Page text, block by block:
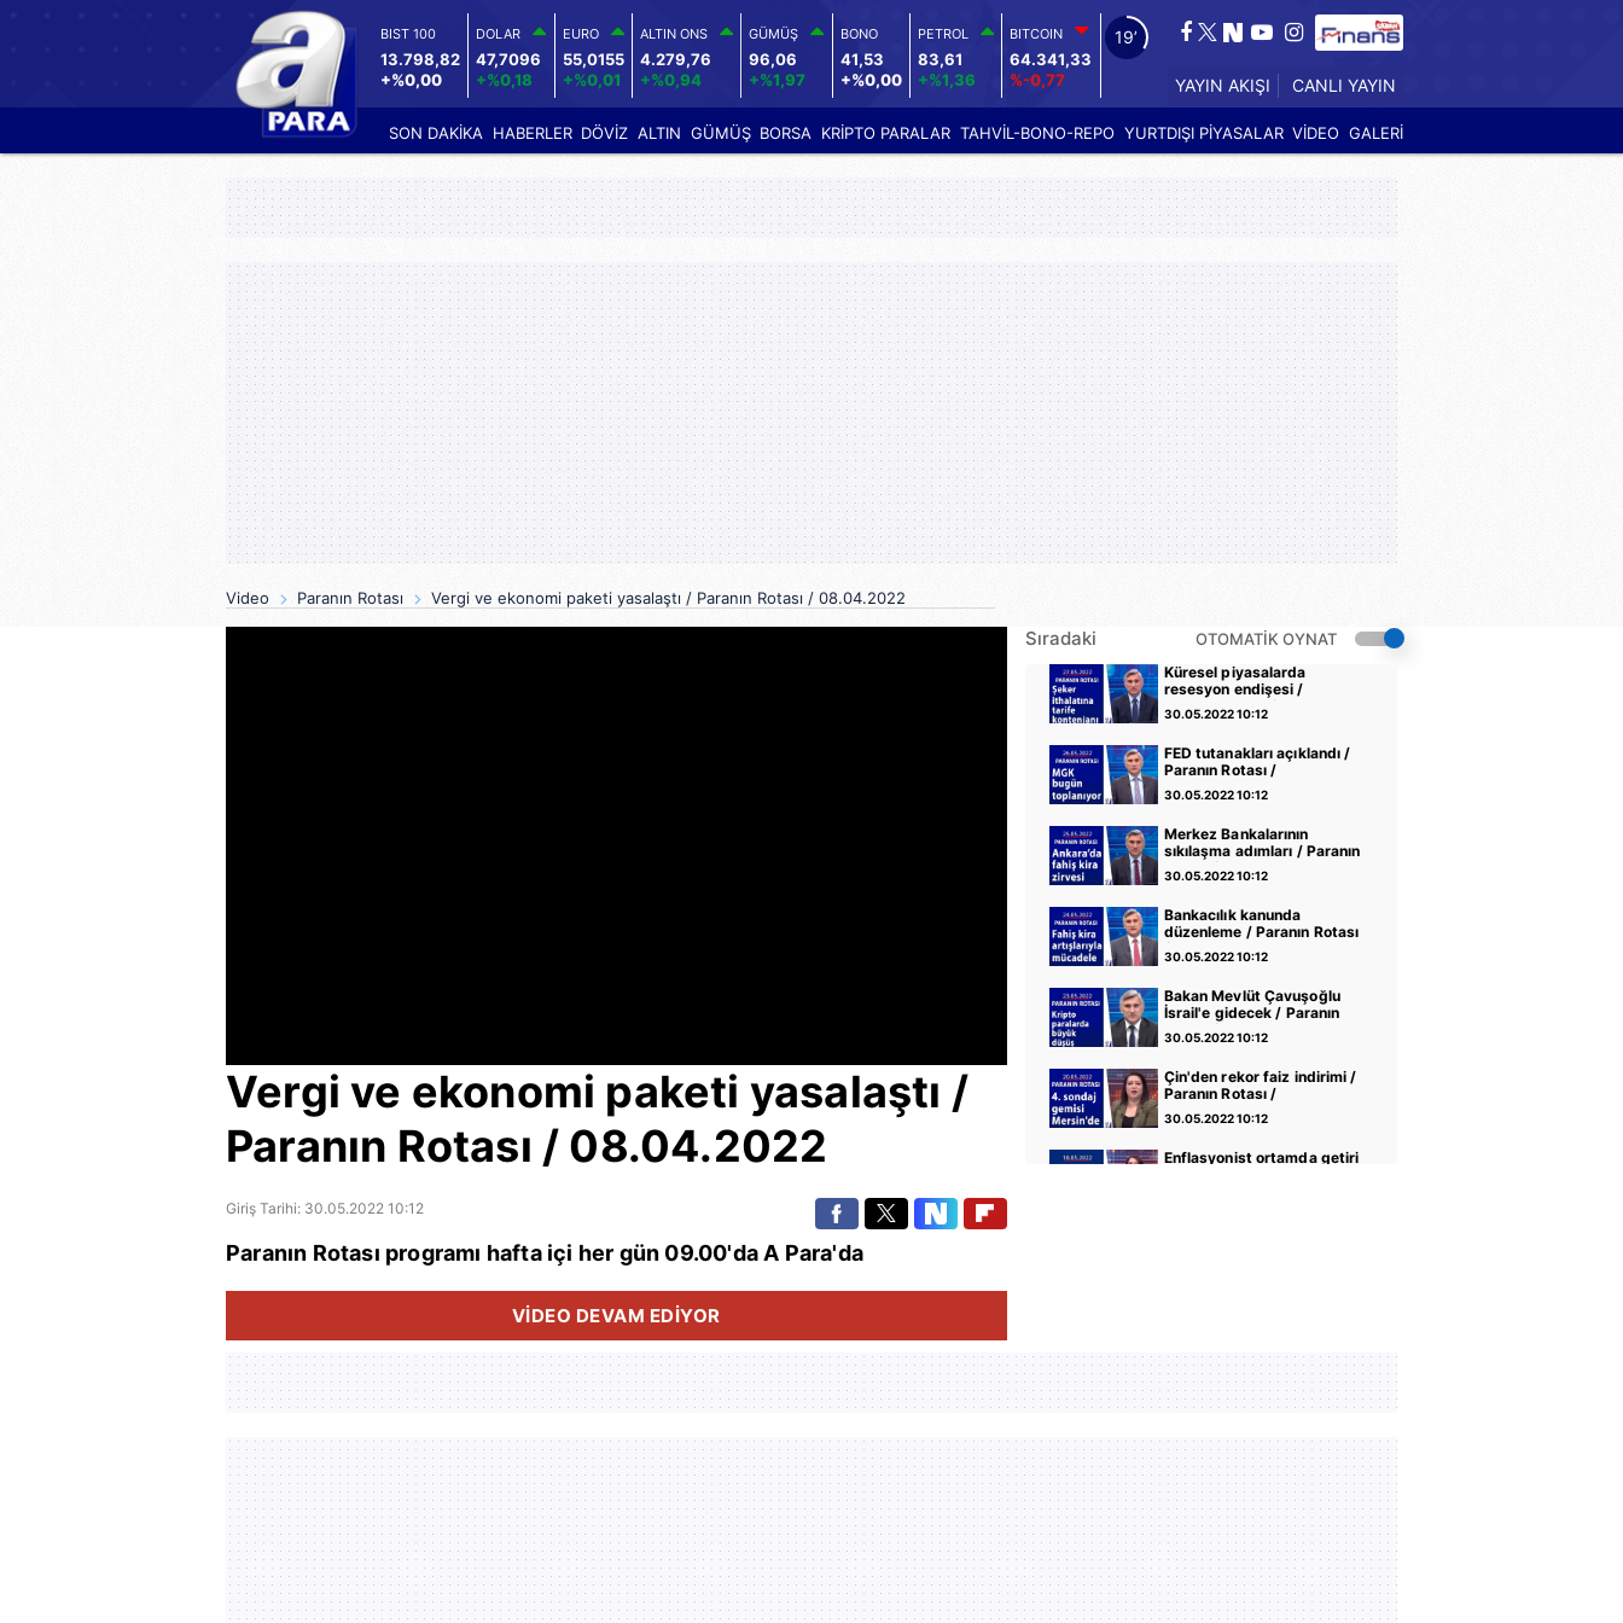
BIST 100
13.798,82
+%0,00
DOLAR
47,7096
+%0,18
EURO
55,0155
+%0,01
ALTIN ONS
4.279,76
+%0,94
GÜMÜŞ
96,06
+%1,97
BONO
41,53
+%0,00
PETROL
83,61
+%1,36
BITCOIN
64.341,33
%-0,77
18’
YAYIN AKIŞI CANLI YAYIN
SON DAKİKA HABERLER DÖVİZ ALTIN GÜMÜŞ BORSA KRİPTO PARALAR TAHVİL-BONO-REPO YURTDIŞI PİYASALAR VİDEO GALERİ
Video Paranın Rotası Vergi ve ekonomi paketi yasalaştı / Paranın Rotası / 08.04.2022
Vergi ve ekonomi paketi yasalaştı /
Paranın Rotası / 08.04.2022
Giriş Tarihi: 30.05.2022 10:12
Sıradaki OTOMATİK OYNAT
Küresel piyasalarda
resesyon endişesi /
Paranın Rotası /
27.05.2022
30.05.2022 10:12
FED tutanakları açıklandı /
Paranın Rotası /
26.05.2022
30.05.2022 10:12
Merkez Bankalarının
sıkılaşma adımları / Paranın
Rotası / 25.05.2022
30.05.2022 10:12
Bankacılık kanunda
düzenleme / Paranın Rotası
/ 24.05.2022
30.05.2022 10:12
Bakan Mevlüt Çavuşoğlu
İsrail'e gidecek / Paranın
Rotası / 20.05.2022
30.05.2022 10:12
Çin'den rekor faiz indirimi /
Paranın Rotası /
20.05.2022
30.05.2022 10:12
Enflasyonist ortamda getiri
Paranın Rotası /
16.05.2022
30.05.2022 10:12
Vatandaşlığa kabul
13.05.2022
30.05.2022 10:12
ABD Türkiye'ye F-16
satışını gündemine aldı /
Paranın Rotası /
12.05.2022
30.05.2022 10:12
Dolar diğer para birimlerine
karşı değer kazanıyor /
Paranın Rotası /
11.05.2022
30.05.2022 10:12
Paranın Rotası programı hafta içi her gün 09.00'da A Para'da
VİDEO DEVAM EDİYOR